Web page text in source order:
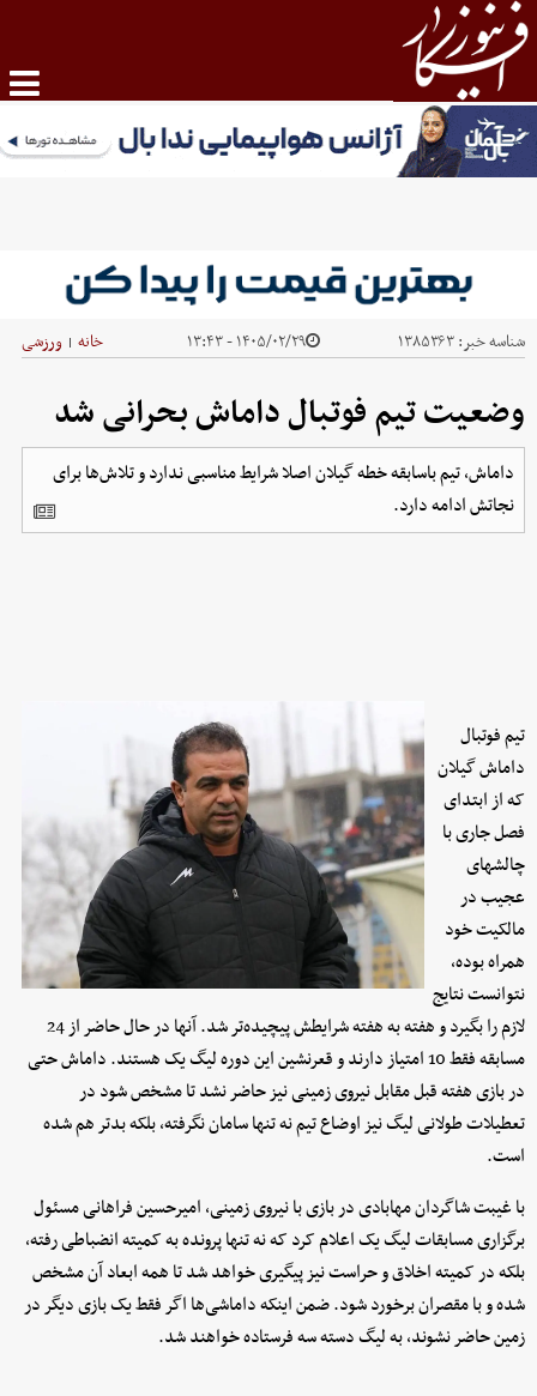
شناسه خبر:۱۳۸۵۳۶۳ ۱۴۰۵/۰۲/۲۹ - ۱۳:۴۳ خانه | ورزشی
وضعیت تیم فوتبال داماش بحرانی شد
داماش، تیم باسابقه خطه گیلان اصلا شرایط مناسبی ندارد و تلاش‌ها برای
نجاتش ادامه دارد.
تیم فوتبال
داماش گیلان
که از ابتدای
فصل جاری با
چالشهای
عجیب در
مالکیت خود
همراه بوده،
نتوانست نتایج
لازم را بگیرد و هفته به هفته شرایطش پیچیده‌تر شد. آنها در حال حاضر از 24
مسابقه فقط 10 امتیاز دارند و قعرنشین این دوره لیگ یک هستند. داماش حتی
در بازی هفته قبل مقابل نیروی زمینی نیز حاضر نشد تا مشخص شود در
تعطیلات طولانی لیگ نیز اوضاع تیم نه تنها سامان نگرفته، بلکه بدتر هم شده
است.
با غیبت شاگردان مهابادی در بازی با نیروی زمینی، امیرحسین فراهانی مسئول
برگزاری مسابقات لیگ یک اعلام کرد که نه تنها پرونده به کمیته انضباطی رفته،
بلکه در کمیته اخلاق و حراست نیز پیگیری خواهد شد تا همه ابعاد آن مشخص
شده و با مقصران برخورد شود. ضمن اینکه داماشی‌ها اگر فقط یک بازی دیگر در
زمین حاضر نشوند، به لیگ دسته سه فرستاده خواهند شد.